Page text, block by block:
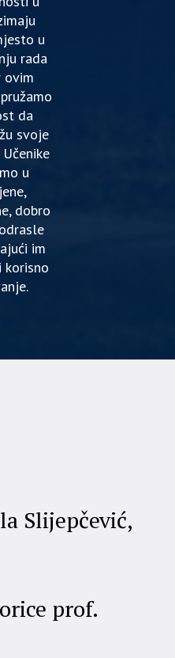
u
rada
ovim
da
svoje
u
dobro
im
korisno
Slijepčević,
prof.